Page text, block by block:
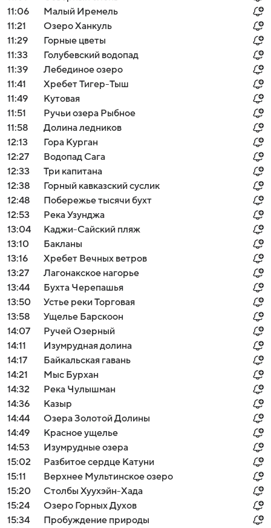
11:06
Малый Иремель
11:21
Озеро Ханкуль
11:29
Горные цветы
11:33
Голубевский водопад
11:39
Лебединое озеро
11:41
Хребет Тигер-Тыш
11:49
Кутовая
11:51
Ручьи озера Рыбное
11:58
Долина ледников
12:13
Гора Курган
12:27
Водопад Сага
12:33
Три капитана
12:38
Горный кавказский суслик
12:48
Побережье тысячи бухт
12:53
Река Узунджа
13:04
Каджи-Сайский пляж
13:10
Бакланы
13:16
Хребет Вечных ветров
13:27
Лагонакское нагорье
13:44
Бухта Черепашья
13:50
Устье реки Торговая
13:58
Ущелье Барскоон
14:07
Ручей Озерный
14:11
Изумрудная долина
14:17
Байкальская гавань
14:21
Мыс Бурхан
14:32
Река Чулышман
14:36
Казыр
14:44
Озера Золотой Долины
14:49
Красное ущелье
14:53
Изумрудные озера
15:02
Разбитое сердце Катуни
15:11
Верхнее Мультинское озеро
15:20
Столбы Хуухэйн-Хада
15:24
Озеро Горных Духов
15:34
Пробуждение природы